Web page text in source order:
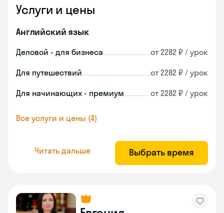
Услуги и цены
Английский язык
Деловой - для бизнеса от 2282 ₽ / урок
Для путешествий от 2282 ₽ / урок
Для начинающих - премиум от 2282 ₽ / урок
Все услуги и цены (4)
Читать дальше Выбрать время